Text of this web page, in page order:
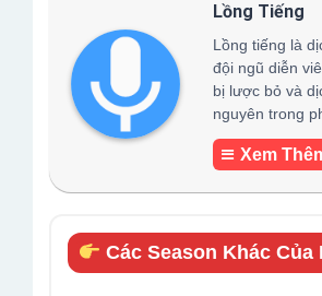
Lồng Tiếng
Lồng tiếng là
đội ngũ diễn
bị lược bỏ và
nguyên trong
Xem
Các Season Khác Của